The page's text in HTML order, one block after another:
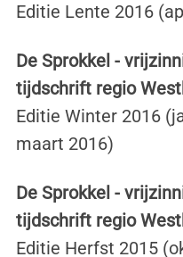
Editie Lente 2016
De Sprokkel -
tijdschrift regio
Editie Winter 2016
maart 2016)
De Sprokkel -
tijdschrift regio
Editie Herfst 2015